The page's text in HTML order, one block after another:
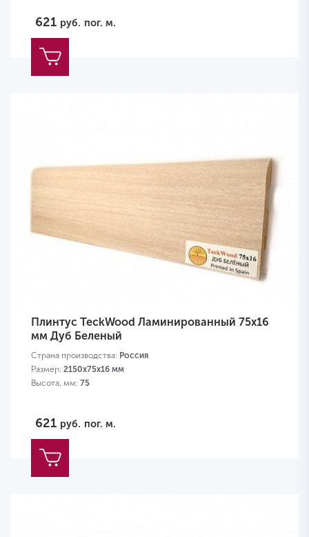
621 руб. пог. м.
Плинтус TeckWood Ламинированный 75х16
мм Дуб Беленый
Страна производства: Россия
Размер: 2150х75х16 мм
Высота, мм: 75
621 руб. пог. м.